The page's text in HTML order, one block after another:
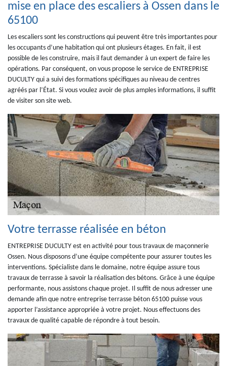
mise en place des escaliers à Ossen dans le
65100
Les escaliers sont les constructions qui peuvent être très importantes pour
les occupants d’une habitation qui ont plusieurs étages. En fait, il est
possible de les construire, mais il faut demander à un expert de faire les
opérations. Par conséquent, on vous propose le service de ENTREPRISE
DUCULTY qui a suivi des formations spécifiques au niveau de centres
agréés par l’État. Si vous voulez avoir de plus amples informations, il suffit
de visiter son site web.
Votre terrasse réalisée en béton
ENTREPRISE DUCULTY est en activité pour tous travaux de maçonnerie
Ossen. Nous disposons d’une équipe compétente pour assurer toutes les
interventions. Spécialiste dans le domaine, notre équipe assure tous
travaux de terrasse à savoir la réalisation des bétons. Grâce à une équipe
performante, nous assistons chaque projet. Il suffit de nous adresser une
demande afin que notre entreprise terrasse béton 65100 puisse vous
apporter l’assistance appropriée à votre projet. Nous effectuons des
travaux de qualité capable de répondre à tout besoin.